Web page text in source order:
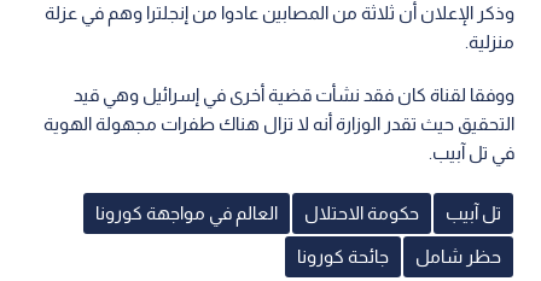
وذكر الإعلان أن ثلاثة من المصابين عادوا من إنجلترا وهم في عزلة
منزلية.
ووفقا لقناة كان فقد نشأت قضية أخرى في إسرائيل وهي قيد
التحقيق حيث تقدر الوزارة أنه لا تزال هناك طفرات مجهولة الهوية
في تل آبيب.
تل آبيب حكومة الاحتلال العالم في مواجهة كورونا
حظر شامل جائحة كورونا